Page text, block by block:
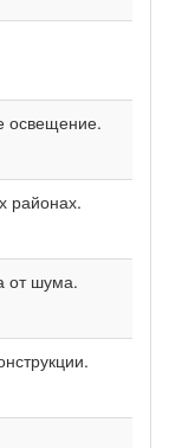
освещение.
районах.
от шума.